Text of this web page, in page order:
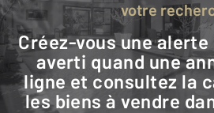
votre
Créez-vous une alerte mail pour être
averti quand une
ligne et consultez la
les biens à vendre